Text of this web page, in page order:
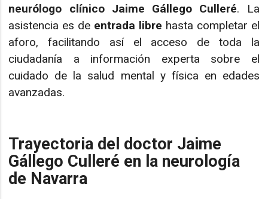
neurólogo clínico Jaime Gállego Culleré. La
asistencia es de entrada libre hasta completar el
aforo, facilitando así el acceso de toda la
ciudadanía a información experta sobre el
cuidado de la salud mental y física en edades
avanzadas.
Trayectoria del doctor Jaime
Gállego Culleré en la neurología
de Navarra